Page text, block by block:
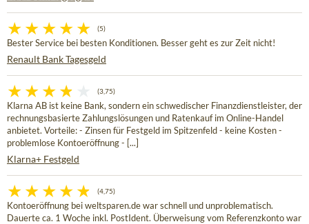
(5)
Bester Service bei besten Konditionen. Besser geht es zur Zeit nicht!
Renault Bank Tagesgeld
(3,75)
Klarna AB ist keine Bank, sondern ein schwedischer Finanzdienstleister, der
rechnungsbasierte Zahlungslösungen und Ratenkauf im Online-Handel
anbietet. Vorteile: - Zinsen für Festgeld im Spitzenfeld - keine Kosten -
problemlose Kontoeröffnung - [...]
Klarna+ Festgeld
(4,75)
Kontoeröffnung bei weltsparen.de war schnell und unproblematisch.
Dauerte ca. 1 Woche inkl. PostIdent. Überweisung vom Referenzkonto war